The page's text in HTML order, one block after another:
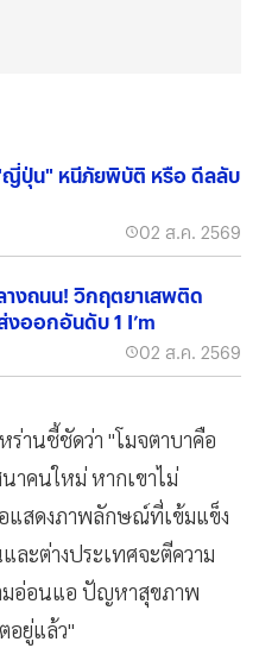
ญี่ปุ่น" หนีภัยพิบัติ หรือ ดีลลับ
02 ส.ค. 2569
างถนน! วิกฤตยาเสพติด
งออกอันดับ 1 I’m
02 ส.ค. 2569
านชี้ชัดว่า "โมจตาบาคือ
าคนใหม่ หากเขาไม่
แสดงภาพลักษณ์ที่เข้มแข็ง
ะต่างประเทศจะตีความ
อ่อนแอ ปัญหาสุขภาพ
อยู่แล้ว"